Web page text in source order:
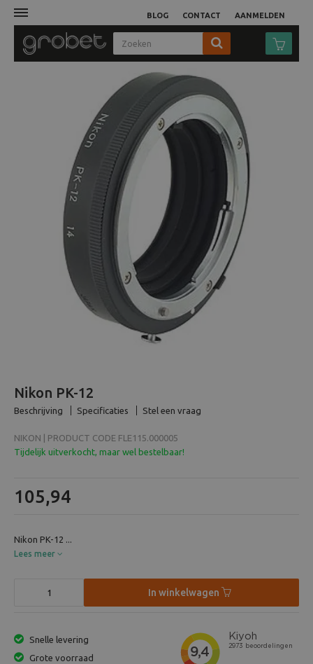
AANMELDEN
BLOG CONTACT
Objectieven
Statieven
Huren
Nikon PK-12
Beschrijving Specificaties Stel een vraag
NIKON | PRODUCT CODE FLE115.000005
Tijdelijk uitverkocht, maar wel bestelbaar!
105,94
Nikon PK-12 ...
Lees meer
In winkelwagen
Snelle levering
Grote voorraad